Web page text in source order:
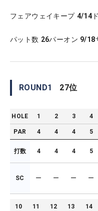
フェアウェイキープ 4/14
パット数 26パーオン 9/18
ROUND1 27位
HOLE 1 2 3 4
PAR 4 4 4 5
打数 4 4 4 5
SC ー ー ー ー
10 11 12 13 14